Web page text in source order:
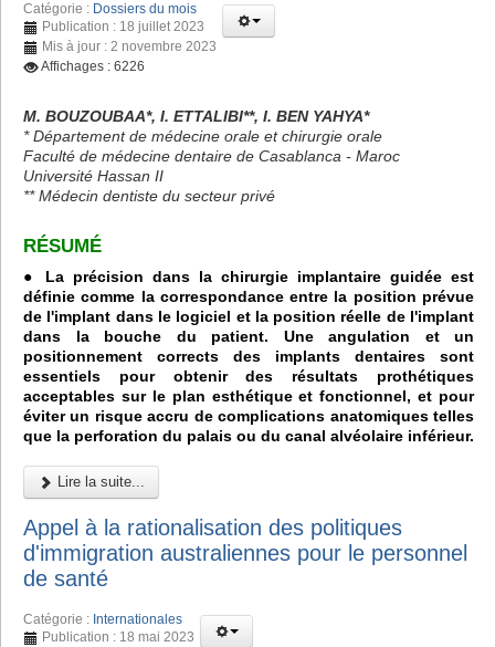
Catégorie : Dossiers du mois
Publication : 18 juillet 2023
Mis à jour : 2 novembre 2023
Affichages : 6226
M. BOUZOUBAA*, I. ETTALIBI**, I. BEN YAHYA*
* Département de médecine orale et chirurgie orale
Faculté de médecine dentaire de Casablanca - Maroc
Université Hassan II
** Médecin dentiste du secteur privé
RÉSUMÉ
● La précision dans la chirurgie implantaire guidée est
définie comme la correspondance entre la position prévue
de l'implant dans le logiciel et la position réelle de l'implant
dans la bouche du patient. Une angulation et un
positionnement corrects des implants dentaires sont
essentiels pour obtenir des résultats prothétiques
acceptables sur le plan esthétique et fonctionnel, et pour
éviter un risque accru de complications anatomiques telles
que la perforation du palais ou du canal alvéolaire inférieur.
Lire la suite...
Appel à la rationalisation des politiques
d'immigration australiennes pour le personnel
de santé
Catégorie : Internationales
Publication : 18 mai 2023